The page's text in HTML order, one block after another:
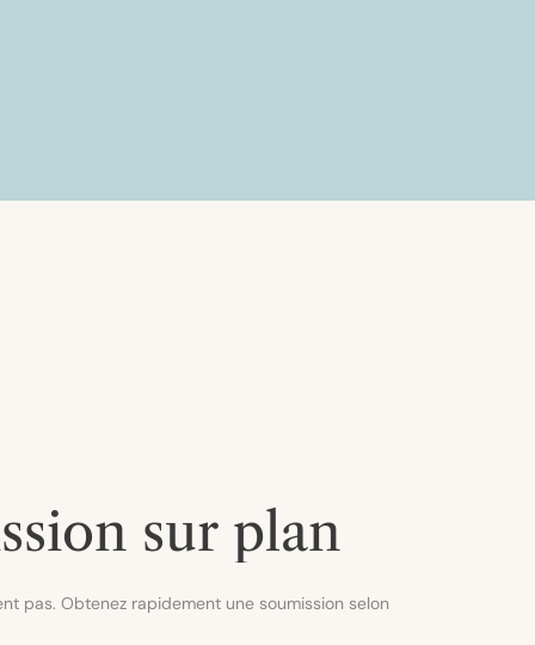
sur plan
pas. Obtenez rapidement une soumission selon